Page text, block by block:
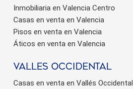
Inmobiliaria en Valencia Centro
Casas en venta en Valencia
Pisos en venta en Valencia
Áticos en venta en Valencia
valles occidental
Casas en venta en Vallés Occidental